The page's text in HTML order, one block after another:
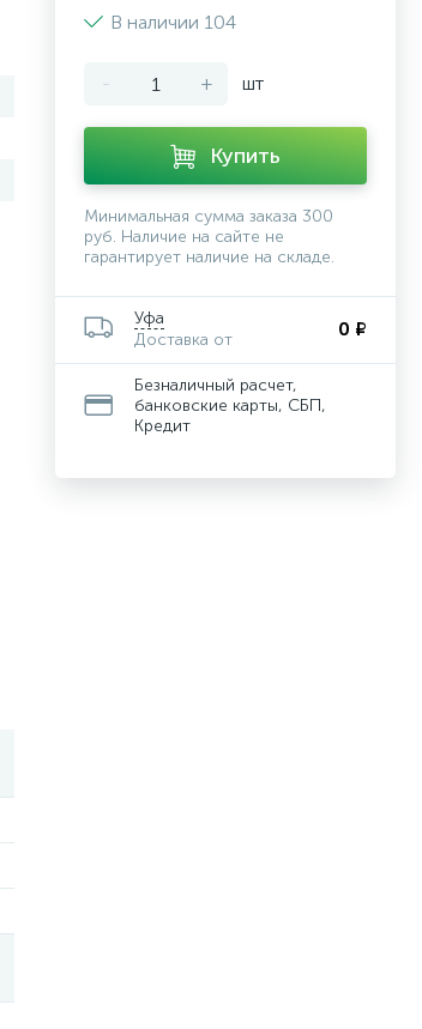
В наличии 104
- + шт
Купить
Минимальная сумма заказа 300
руб. Наличие на сайте не
гарантирует наличие на складе.
Уфа
Доставка от
0 ₽
Безналичный расчет,
банковские карты, СБП,
Кредит